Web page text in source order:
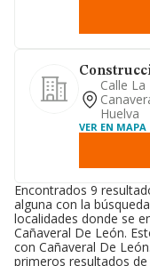
Calle
Huelva
VER EN MAPA
Encontrados 9
alguna con la
localidades donde se
Cañaveral De León.
con Cañaveral De
primeros resultados